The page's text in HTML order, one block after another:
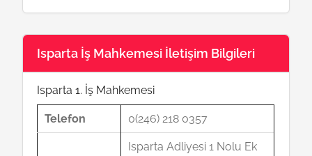
Isparta İş Mahkemesi İletişim Bilgileri
Isparta 1. İş Mahkemesi
Telefon 0(246) 218 0357
Isparta Adliyesi 1 Nolu Ek